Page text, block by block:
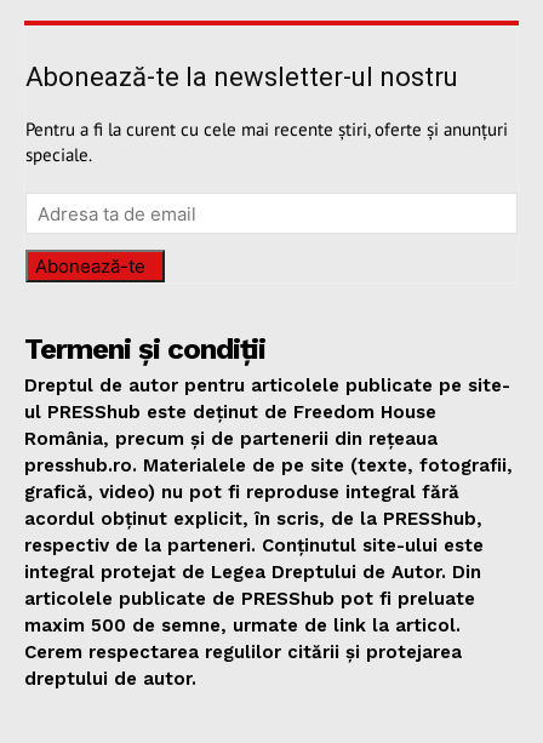
Abonează-te la newsletter-ul nostru
Pentru a fi la curent cu cele mai recente știri, oferte și anunțuri
speciale.
Abonează-te
Termeni și condiții
Dreptul de autor pentru articolele publicate pe site-
ul PRESShub este deținut de Freedom House
România, precum și de partenerii din rețeaua
presshub.ro. Materialele de pe site (texte, fotografii,
grafică, video) nu pot fi reproduse integral fără
acordul obținut explicit, în scris, de la PRESShub,
respectiv de la parteneri. Conținutul site-ului este
integral protejat de Legea Dreptului de Autor. Din
articolele publicate de PRESShub pot fi preluate
maxim 500 de semne, urmate de link la articol.
Cerem respectarea regulilor citării și protejarea
dreptului de autor.